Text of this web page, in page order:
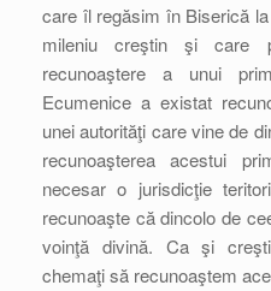
care îl regăsim în Biserică
mileniu creştin şi care
recunoaştere a unui
Ecumenice a existat
unei autorităţi care vine de
recunoaşterea acestui
necesar o jurisdicţie
recunoaşte că dincolo de
voinţă divină. Ca şi
chemaţi să recunoaştem